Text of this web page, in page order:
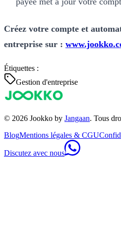
Créez votre compte et
entreprise sur :
Étiquettes :
Gestion d'entreprise
© 2026 Jookko by Jangaan. Tous
BlogMentions légales & CGU
Discutez avec nous